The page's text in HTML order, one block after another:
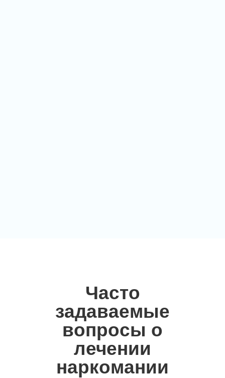
Часто
задаваемые
вопросы о
лечении
наркомании